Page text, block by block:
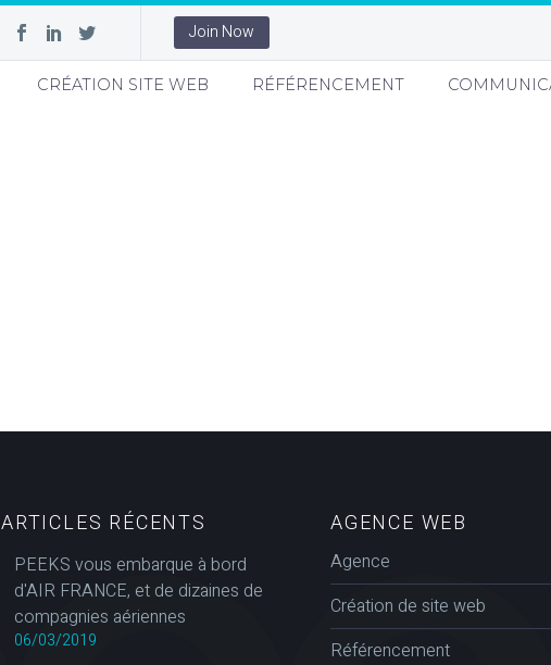
Join Now
CRÉATION SITE WEB RÉFÉRENCEMENT
ARTICLES RÉCENTS
PEEKS vous embarque à bord
d'AIR FRANCE, et de dizaines de
compagnies aériennes
06/03/2019
AGENCE WEB
Agence
Création de site web
Référencement